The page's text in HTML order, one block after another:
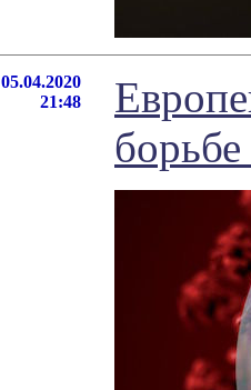
05.04.2020
21:48